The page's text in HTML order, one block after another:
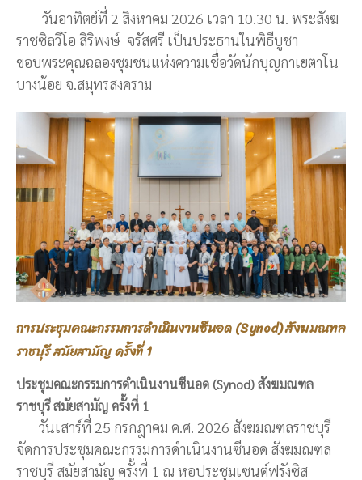
วันอาทิตย์ที่ 2 สิงหาคม 2026 เวลา 10.30 น. พระสังฆ
ราชซิลวีโอ สิริพงษ์ จรัสศรี เป็นประธานในพิธีบูชา
ขอบพระคุณฉลองชุมชนแห่งความเชื่อวัดนักบุญกาเยตาโน
บางน้อย จ.สมุทรสงคราม
การประชุมคณะกรรมการดำเนินงานซีนอด (Synod) สังฆมณฑล
ราชบุรี สมัยสามัญ ครั้งที่ 1
ประชุมคณะกรรมการดำเนินงานซีนอด (Synod) สังฆมณฑล
ราชบุรี สมัยสามัญ ครั้งที่ 1
วันเสาร์ที่ 25 กรกฎาคม ค.ศ. 2026 สังฆมณฑลราชบุรี
จัดการประชุมคณะกรรมการดำเนินงานซีนอด สังฆมณฑล
ราชบุรี สมัยสามัญ ครั้งที่ 1 ณ หอประชุมเซนต์ฟรังซิส